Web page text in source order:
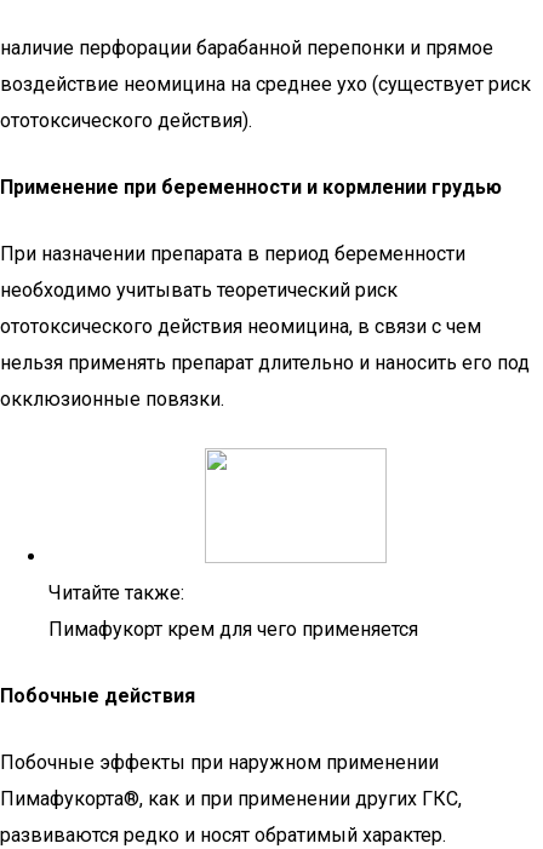
наличие перфорации барабанной перепонки и прямое
воздействие неомицина на среднее ухо (существует риск
ототоксического действия).
Применение при беременности и кормлении грудью
При назначении препарата в период беременности
необходимо учитывать теоретический риск
ототоксического действия неомицина, в связи с чем
нельзя применять препарат длительно и наносить его под
окклюзионные повязки.
Читайте также:
Пимафукорт крем для чего применяется
Побочные действия
Побочные эффекты при наружном применении
Пимафукорта®, как и при применении других ГКС,
развиваются редко и носят обратимый характер.